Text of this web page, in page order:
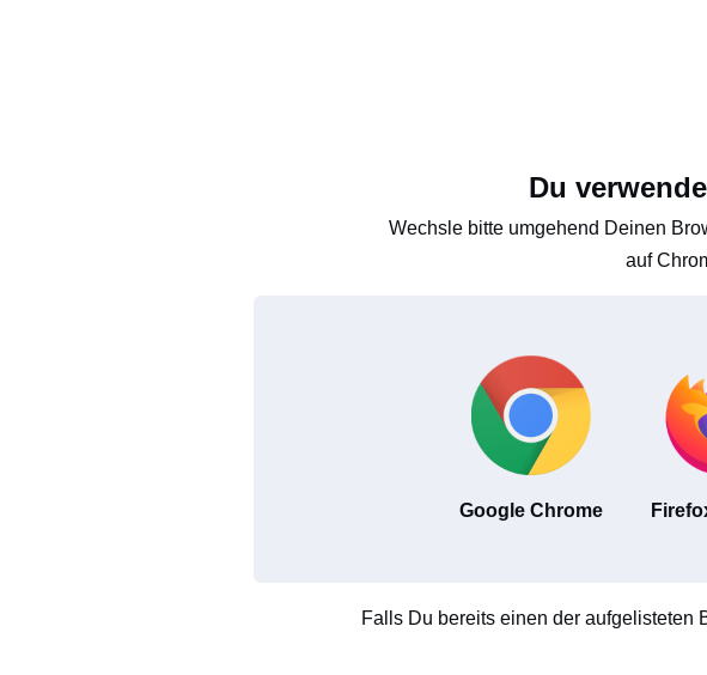
Du
Wechsle bitte umgehend Deinen
auf
Google Chrome
Falls Du bereits einen der aufgelisteten